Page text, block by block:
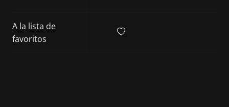
A la lista de
favoritos